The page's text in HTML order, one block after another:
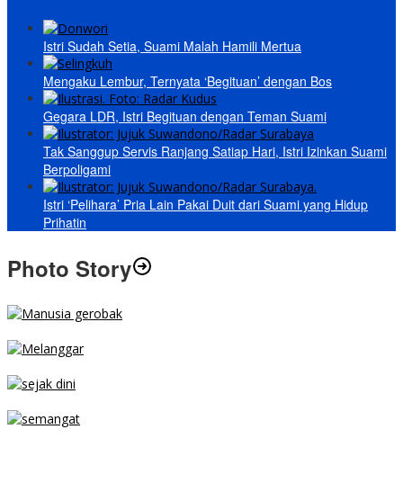
Istri Sudah Setia, Suami Malah Hamili Mertua
Mengaku Lembur, Ternyata ‘Begituan’ dengan Bos
Gegara LDR, Istri Begituan dengan Teman Suami
Tak Sanggup Servis Ranjang Satiap Hari, Istri Izinkan Suami
Berpoligami
Istri ‘Pelihara’ Pria Lain Pakai Duit dari Suami yang Hidup
Prihatin
Photo Story